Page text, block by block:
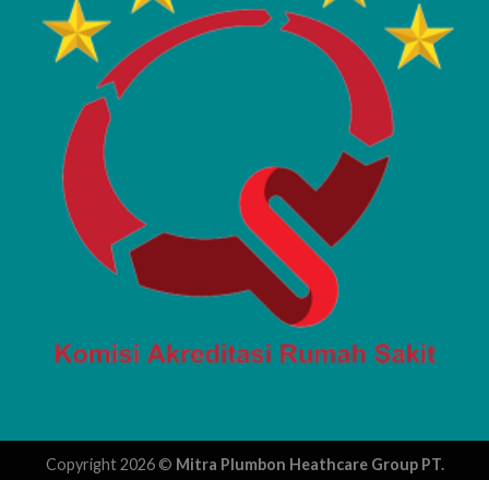
Copyright 2026 © Mitra Plumbon Heathcare Group PT.